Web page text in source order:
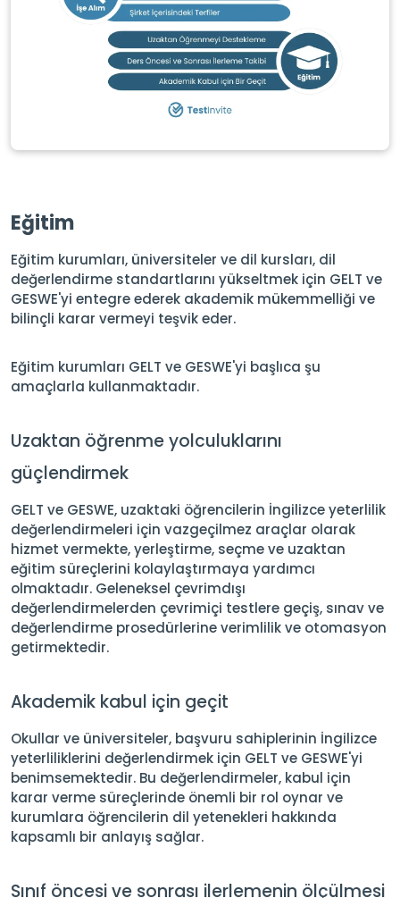
Eğitim
Eğitim kurumları, üniversiteler ve dil kursları, dil
değerlendirme standartlarını yükseltmek için GELT ve
GESWE'yi entegre ederek akademik mükemmelliği ve
bilinçli karar vermeyi teşvik eder.
Eğitim kurumları GELT ve GESWE'yi başlıca şu
amaçlarla kullanmaktadır.
Uzaktan öğrenme yolculuklarını
güçlendirmek
GELT ve GESWE, uzaktaki öğrencilerin İngilizce yeterlilik
değerlendirmeleri için vazgeçilmez araçlar olarak
hizmet vermekte, yerleştirme, seçme ve uzaktan
eğitim süreçlerini kolaylaştırmaya yardımcı
olmaktadır. Geleneksel çevrimdışı
değerlendirmelerden çevrimiçi testlere geçiş, sınav ve
değerlendirme prosedürlerine verimlilik ve otomasyon
getirmektedir.
Akademik kabul için geçit
Okullar ve üniversiteler, başvuru sahiplerinin İngilizce
yeterliliklerini değerlendirmek için GELT ve GESWE'yi
benimsemektedir. Bu değerlendirmeler, kabul için
karar verme süreçlerinde önemli bir rol oynar ve
kurumlara öğrencilerin dil yetenekleri hakkında
kapsamlı bir anlayış sağlar.
Sınıf öncesi ve sonrası ilerlemenin ölçülmesi